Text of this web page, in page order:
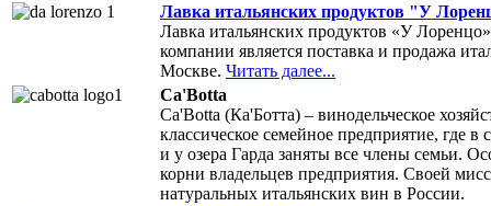
Лавка итальянских продуктов "У
Лавка итальянских продуктов «У
компании является поставка и продажа
Москве. Читать далее...
Ca'Botta
Ca'Botta (Ка'Ботта) – винодельческое
классическое семейное предприятие, где
и у озера Гарда заняты все члены семьи.
корни владельцев предприятия. Своей
натуральных итальянских вин в России.